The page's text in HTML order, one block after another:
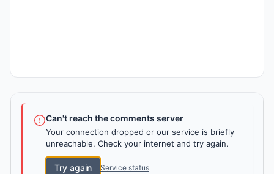
Can't reach the comments server
Your connection dropped or our service is briefly
unreachable. Check your internet and try again.
Try again Service status